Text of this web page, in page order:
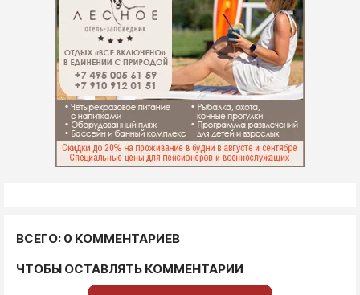
ВСЕГО: 0 КОММЕНТАРИЕВ
ЧТОБЫ ОСТАВЛЯТЬ КОММЕНТАРИИ